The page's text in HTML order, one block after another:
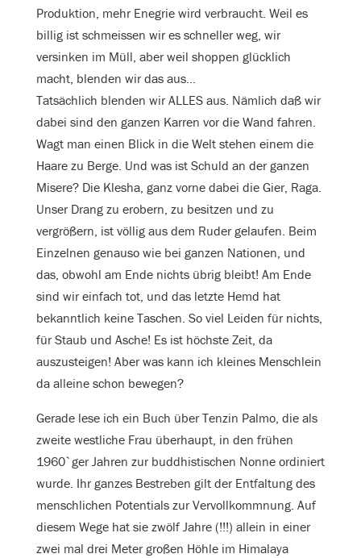
Produktion, mehr Enegrie wird verbraucht. Weil es
billig ist schmeissen wir es schneller weg, wir
versinken im Müll, aber weil shoppen glücklich
macht, blenden wir das aus…
Tatsächlich blenden wir ALLES aus. Nämlich daß wir
dabei sind den ganzen Karren vor die Wand fahren.
Wagt man einen Blick in die Welt stehen einem die
Haare zu Berge. Und was ist Schuld an der ganzen
Misere? Die Klesha, ganz vorne dabei die Gier, Raga.
Unser Drang zu erobern, zu besitzen und zu
vergrößern, ist völlig aus dem Ruder gelaufen. Beim
Einzelnen genauso wie bei ganzen Nationen, und
das, obwohl am Ende nichts übrig bleibt! Am Ende
sind wir einfach tot, und das letzte Hemd hat
bekanntlich keine Taschen. So viel Leiden für nichts,
für Staub und Asche! Es ist höchste Zeit, da
auszusteigen! Aber was kann ich kleines Menschlein
da alleine schon bewegen?
Gerade lese ich ein Buch über Tenzin Palmo, die als
zweite westliche Frau überhaupt, in den frühen
1960`ger Jahren zur buddhistischen Nonne ordiniert
wurde. Ihr ganzes Bestreben gilt der Entfaltung des
menschlichen Potentials zur Vervollkommnung. Auf
diesem Wege hat sie zwölf Jahre (!!!) allein in einer
zwei mal drei Meter großen Höhle im Himalaya